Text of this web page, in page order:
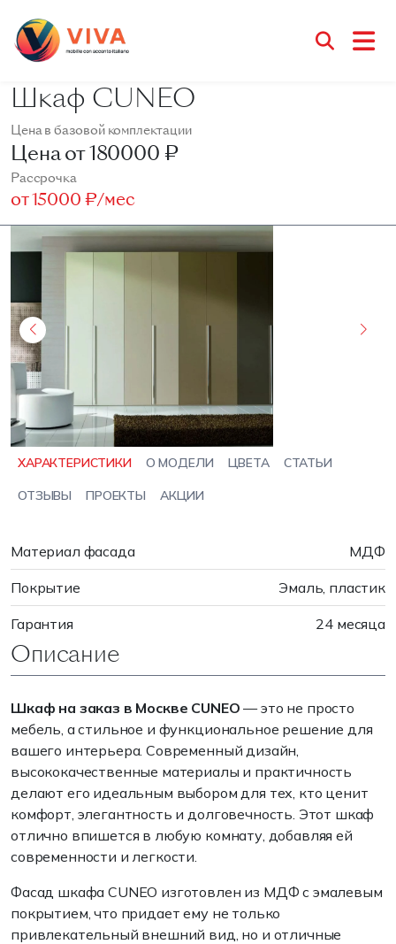
Шкаф CUNEO
Цена в базовой комплектации
Цена от180000 ₽
Рассрочка
от15000 ₽/мес
ХАРАКТЕРИСТИКИ О МОДЕЛИ ЦВЕТА СТАТЬИ
ОТЗЫВЫ ПРОЕКТЫ АКЦИИ
Материал фасада МДФ
Покрытие Эмаль, пластик
Гарантия 24 месяца
Описание
Шкаф на заказ в Москве CUNEO — это не просто
мебель, а стильное и функциональное решение для
вашего интерьера. Современный дизайн,
высококачественные материалы и практичность
делают его идеальным выбором для тех, кто ценит
комфорт, элегантность и долговечность. Этот шкаф
отлично впишется в любую комнату, добавляя ей
современности и легкости.
Фасад шкафа CUNEO изготовлен из МДФ с эмалевым
покрытием, что придает ему не только
привлекательный внешний вид, но и отличные